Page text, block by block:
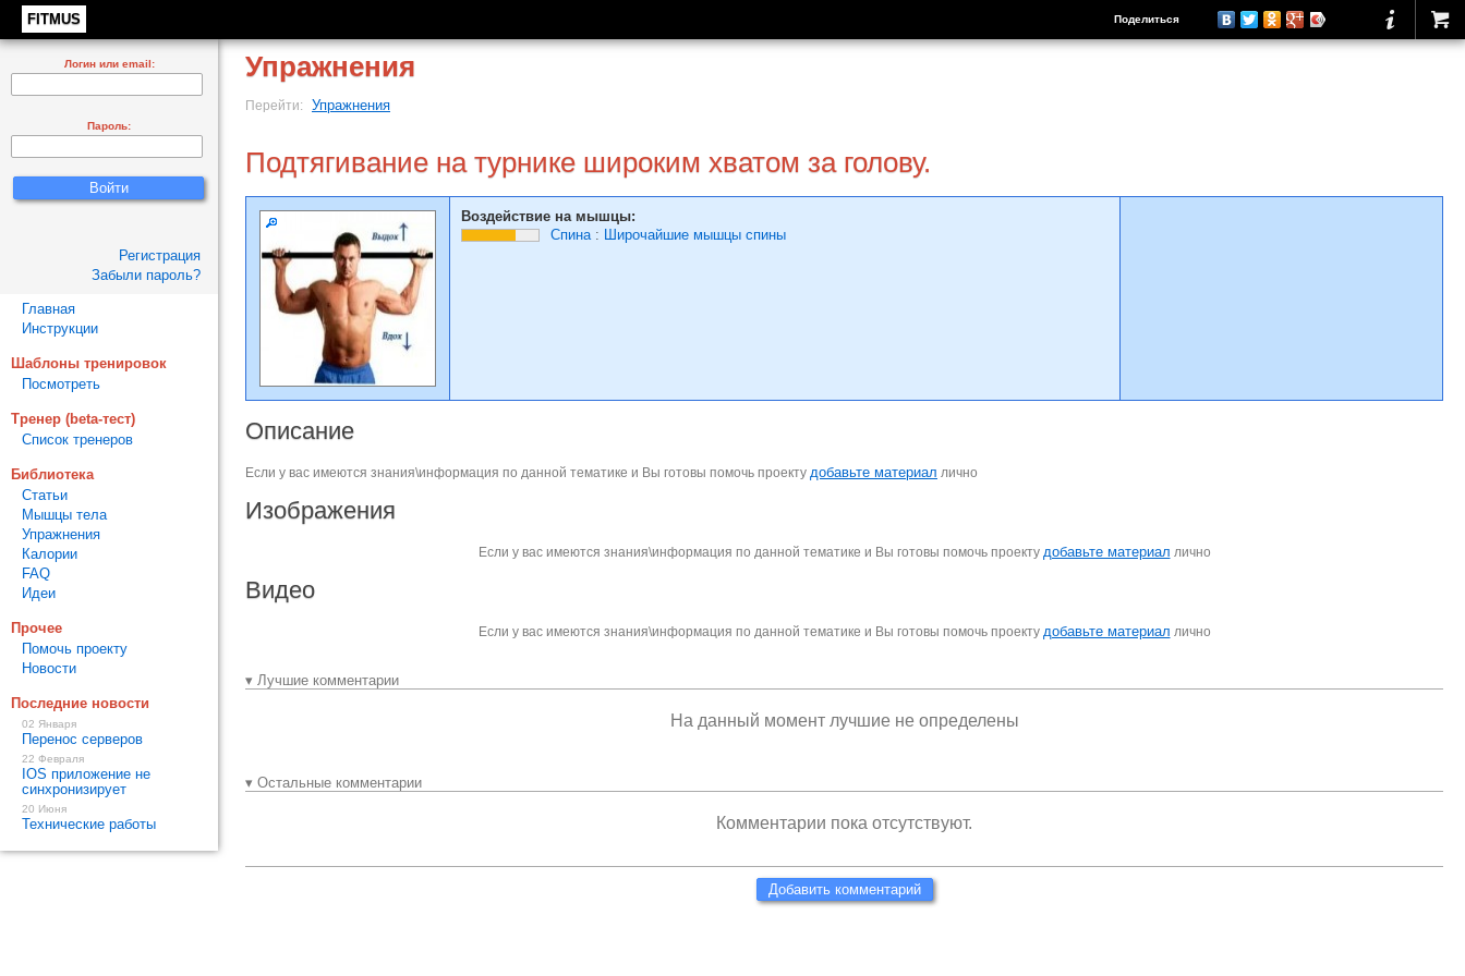
FITMUS Поделиться
Упражнения
Перейти: Упражнения
Подтягивание на турнике широким хватом за голову.
Воздействие на мышцы:
Спина: Широчайшие мышцы спины
Описание
Если у вас имеются знания\информация по данной тематике и Вы готовы помочь проекту добавьте материал лично
Изображения
Если у вас имеются знания\информация по данной тематике и Вы готовы помочь проекту добавьте материал лично
Видео
Если у вас имеются знания\информация по данной тематике и Вы готовы помочь проекту добавьте материал лично
▾ Лучшие комментарии
На данный момент лучшие не определены
▾ Остальные комментарии
Комментарии пока отсутствуют.
Добавить комментарий
Логин или email:
Пароль:
Регистрация
Забыли пароль?
Главная
Инструкции
Шаблоны тренировок
Посмотреть
Тренер (beta-тест)
Список тренеров
Библиотека
Статьи
Мышцы тела
Упражнения
Калории
FAQ
Идеи
Прочее
Помочь проекту
Новости
Последние новости
02 Января
Перенос серверов
22 Февраля
IOS приложение не
синхронизирует
20 Июня
Технические работы